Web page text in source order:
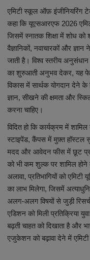
E-Paper
एमिटी स्कूल ऑफ़ इंजीनियरिंग
कहा कि यूएसआरएफ 2026
जिसमें स्नातक शिक्षा में शोध को
वैज्ञानिकों, नवाचारकों और ज्ञान
जाती है। विश्व स्तरीय
का शुरुआती अनुभव देकर, यह
विकास में सार्थक योगदान देने के
ज्ञान, सीखने की क्षमता और
करना चाहिए।
विदित हो कि कार्यक्रम में
स्टाइपेंड, कैंपस में मुफ़्त हॉस्टल
मदद और आवेदन फीस में छूट
को भी कम शुल्क पर शामिल
अलावा, प्रतिभागियों को एमिटी
का लाभ मिलेगा, जिसमें
अलग-अलग विषयों से जुड़ी
एडिशन को मिली प्रतिक्रिया
बढ़ती चाहत को दिखाता है और
एजुकेशन को बढ़ावा देने में एमिटी